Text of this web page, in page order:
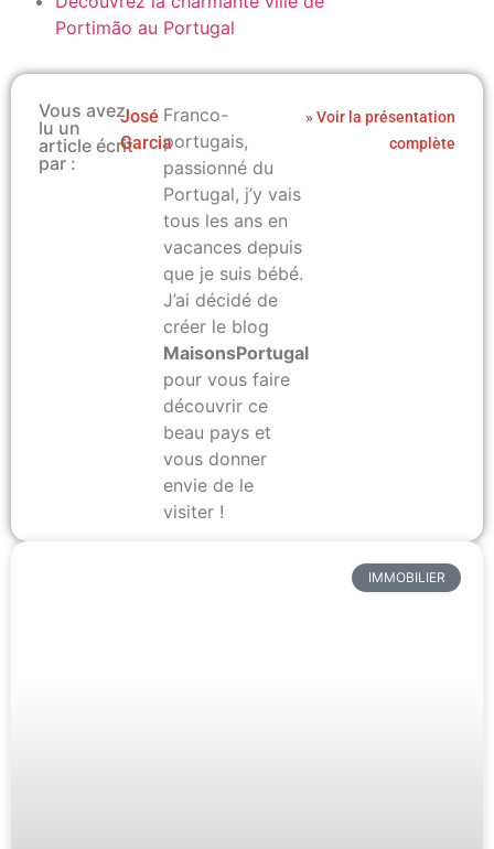
Portimão au Portugal
Vous avez
lu un
article écrit
par :
José
Garcia
Franco-
portugais,
passionné du
Portugal, j’y vais
tous les ans en
vacances depuis
que je suis bébé.
J’ai décidé de
créer le blog
MaisonsPortugal.com
pour vous faire
découvrir ce
beau pays et
vous donner
envie de le
visiter !
» Voir la présentation
complète
IMMOBILIER